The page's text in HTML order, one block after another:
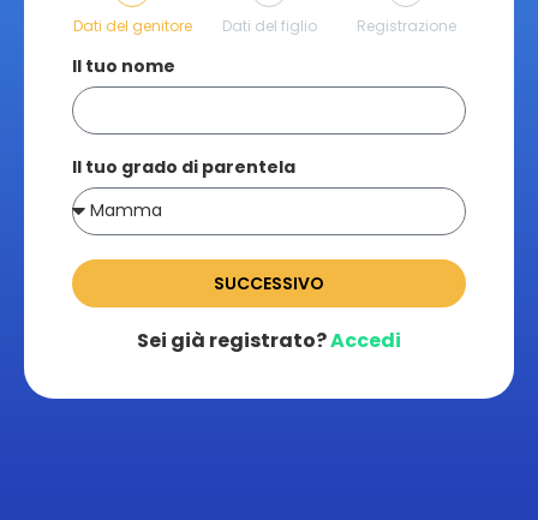
Dati del genitore
Dati del figlio
Registrazione
Il tuo nome
Il tuo grado di parentela
SUCCESSIVO
Sei già registrato?Accedi